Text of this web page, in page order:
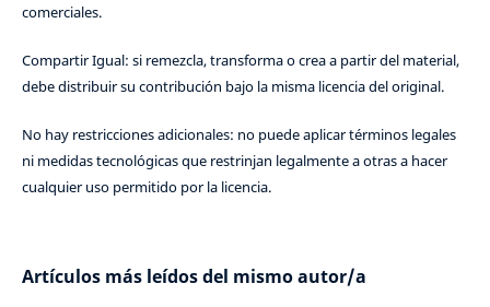
comerciales.
Compartir Igual: si remezcla, transforma o crea a partir del material,
debe distribuir su contribución bajo la misma licencia del original.
No hay restricciones adicionales: no puede aplicar términos legales
ni medidas tecnológicas que restrinjan legalmente a otras a hacer
cualquier uso permitido por la licencia.
Artículos más leídos del mismo autor/a